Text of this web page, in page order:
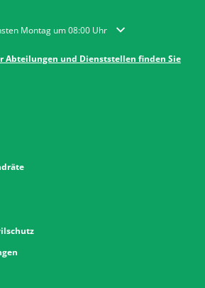
oder Schließzeiten auszublenden
Montag um 08:00 Uhr
Abteilungen und Dienststellen finden Sie